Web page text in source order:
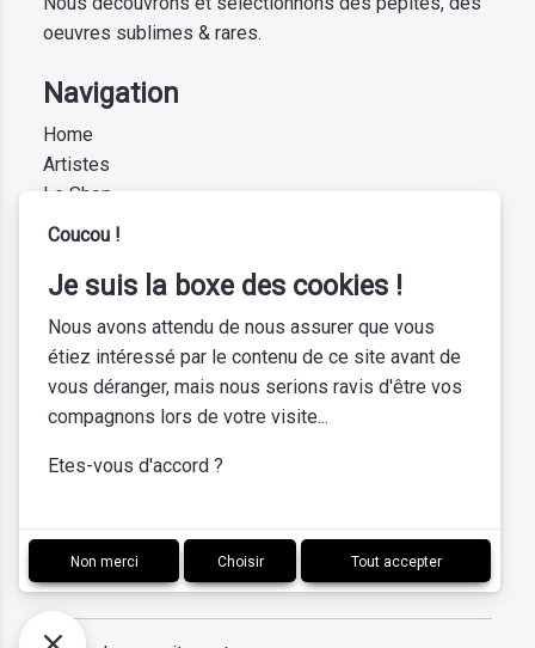
oeuvres sublimes & rares.
Navigation
Home
Artistes
Le Shop
A propos
Transport
Vendre
Mentions légales
Informations
494 rue Léon Blum
France
Coucou !
Je suis la boxe des cookies !
Nous avons attendu de nous assurer que vous
étiez intéressé par le contenu de ce site avant de
vous déranger, mais nous serions ravis d'être vos
compagnons lors de votre visite...
Etes-vous d'accord ?
Non merci Choisir Tout accepter